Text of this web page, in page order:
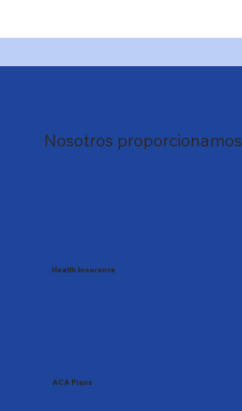
Health Insurance
ACA Plans
Nosotros proporcionamos